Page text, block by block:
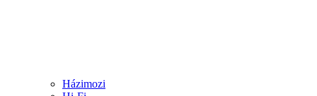
Házimozi